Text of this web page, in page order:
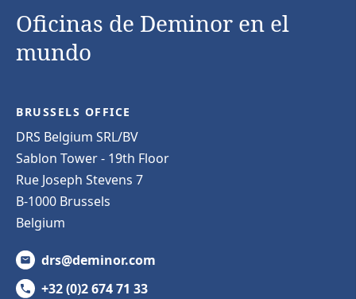
Oficinas de Deminor en el
mundo
BRUSSELS OFFICE
DRS Belgium SRL/BV
Sablon Tower - 19th Floor
Rue Joseph Stevens 7
B-1000 Brussels
Belgium
drs@deminor.com
+32 (0)2 674 71 33